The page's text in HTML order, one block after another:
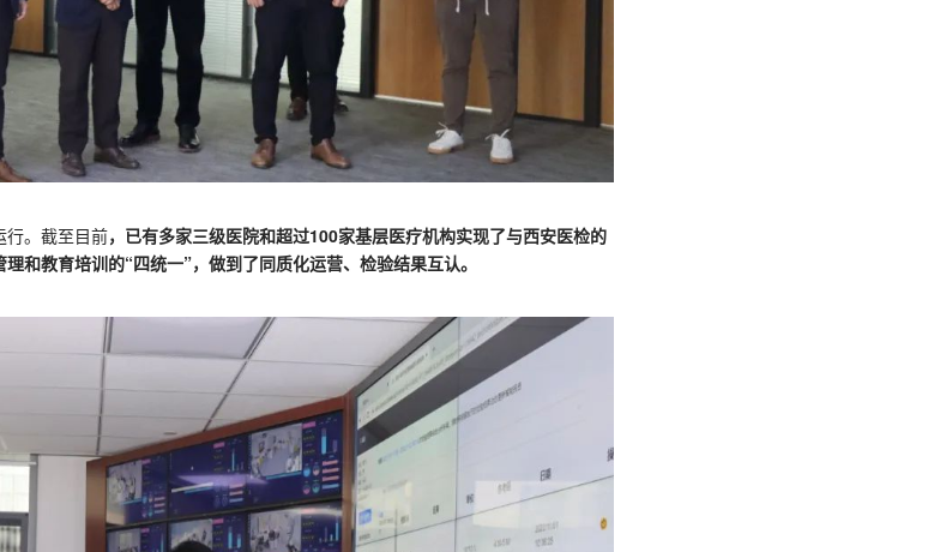
行。截至目前，已有多家三级医院和超过100家基层医疗机构实现了与西安医检的
和教育培训的“四统一”，做到了同质化运营、检验结果互认。